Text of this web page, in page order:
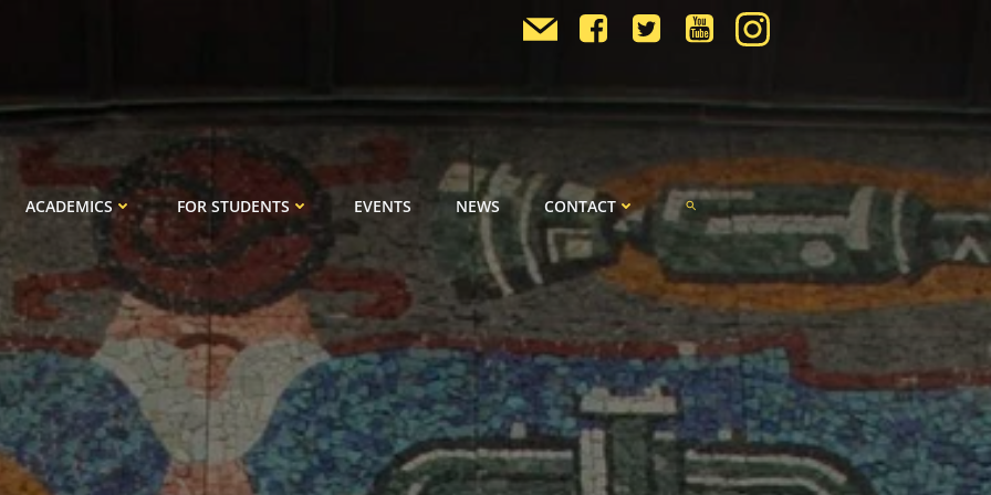
ACADEMICS FOR STUDENTS EVENTS NEWS CONTACT